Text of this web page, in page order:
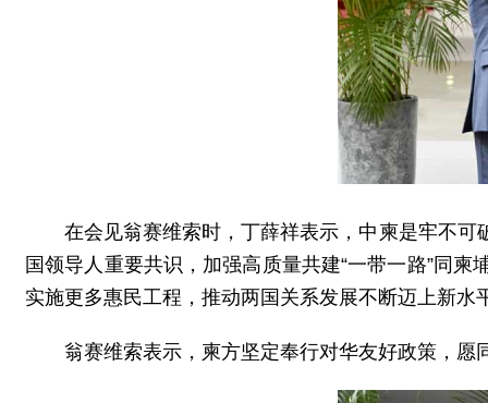
在会见翁赛维索时，丁薛祥表示，中柬是牢不
国领导人重要共识，加强高质量共建“一带一路”同
实施更多惠民工程，推动两国关系发展不断迈上新水
翁赛维索表示，柬方坚定奉行对华友好政策，愿